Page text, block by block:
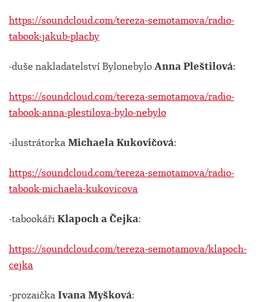
https://soundcloud.com/tereza-semotamova/radio-
tabook-jakub-plachy
-duše nakladatelství BylonebyloAnna Pleštilová:
https://soundcloud.com/tereza-semotamova/radio-
tabook-anna-plestilova-bylo-nebylo
-ilustrátorkaMichaela Kukovičová:
https://soundcloud.com/tereza-semotamova/radio-
tabook-michaela-kukovicova
-tabookářiKlapoch a Čejka:
https://soundcloud.com/tereza-semotamova/klapoch-
cejka
-prozaičkaIvana Myšková: